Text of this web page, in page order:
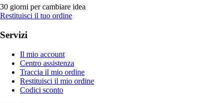
30 giorni per cambiare idea
Restituisci il tuo ordine
Servizi
Il mio account
Centro assistenza
Traccia il mio ordine
Restituisci il mio ordine
Codici sconto